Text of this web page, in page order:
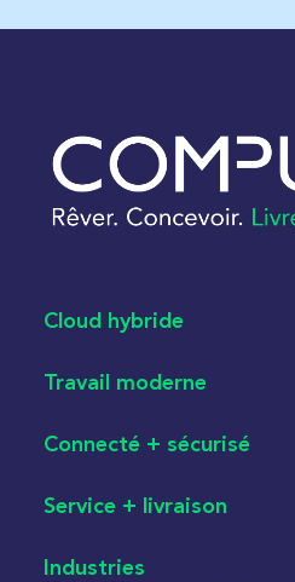
Cloud hybride
Travail moderne
Connecté + sécurisé
Service + livraison
Industries